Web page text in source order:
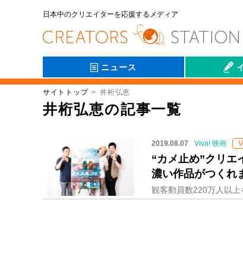
日本中のクリエイターを応援するメディア
ニュース
サイトトップ 井桁弘恵
井桁弘恵の記事一覧
2019.08.07 Viva! 映画
“カメ止め”クリエ
濃い作品がつくれ